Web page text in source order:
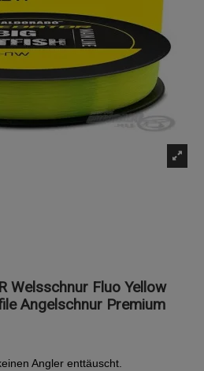
Welsschnur Fluo Yellow
Angelschnur Premium
Angler enttäuscht.